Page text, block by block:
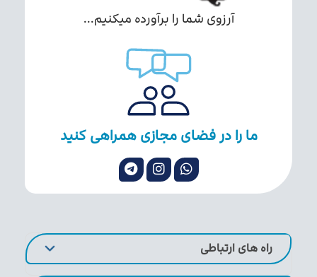
آرزوی شما را برآورده میکنیم...
ما را در فضای مجازی همراهی کنید
راه های ارتباطی